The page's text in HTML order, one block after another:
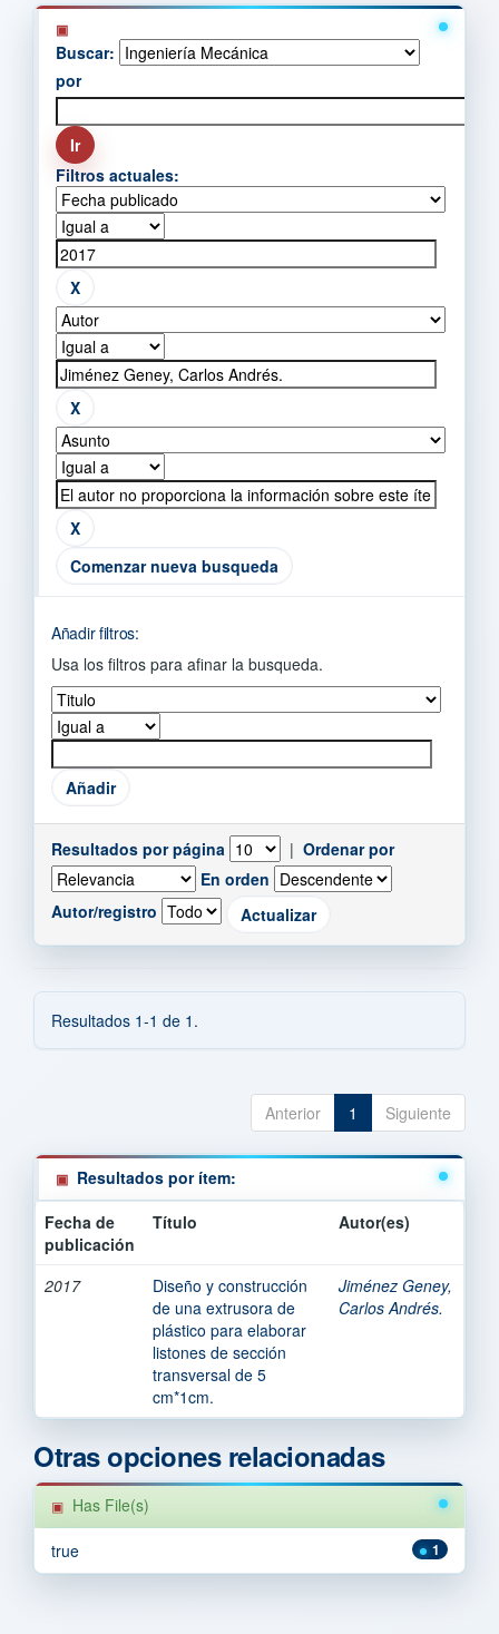
Buscar:
por
Filtros actuales:
Comenzar nueva busqueda
Añadir filtros:
Usa los filtros para afinar la busqueda.
Resultados por página | Ordenar por
En orden
Autor/registro
Resultados 1-1 de 1.
Anterior 1 Siguiente
Resultados por ítem:
Fecha de
publicación
Título Autor(es)
2017
Diseño y construcción
de una extrusora de
plástico para elaborar
listones de sección
transversal de 5
cm*1cm.
Jiménez Geney,
Carlos Andrés.
Otras opciones relacionadas
Has File(s)
1
true